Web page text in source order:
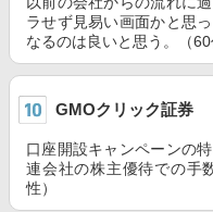
ラせず見易い画面かと思
なるのは良いと思う。（60
GMOクリック証券
口座開設キャンペーンの
連会社の株主優待での手
性）